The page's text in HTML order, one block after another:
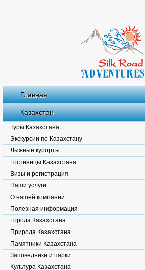
Главная
Казахстан
Туры Казахстана
Экскурсии по Казахстану
Лыжные курорты
Гостиницы Казахстана
Визы и регистрация
Наши услуги
О нашей компании
Полезная информация
Города Казахстана
Природа Казахстана
Памятники Казахстана
Заповедники и парки
Культура Казахстана